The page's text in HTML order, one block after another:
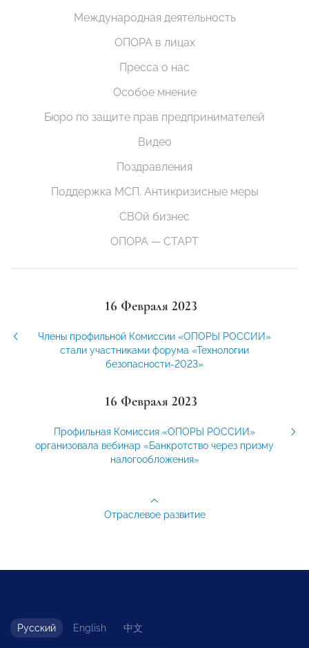
Международная деятельность
ОПОРА в лицах
Пресса о нас
Особое мнение
Бюро по защите прав предпринимателей
Видео
Поздравления
Поддержка МСП. Антикризисные меры
СВОй бизнес
ОПОРА — СТАРТ
16 Февраля 2023
Члены профильной Комиссии «ОПОРЫ РОССИИ»
стали участниками форума «Технологии
безопасности-2023»
16 Февраля 2023
Профильная Комиссия «ОПОРЫ РОССИИ»
организовала вебинар «Банкротство через призму
налогообложения»
Отраслевое развитие
Русский English 中文